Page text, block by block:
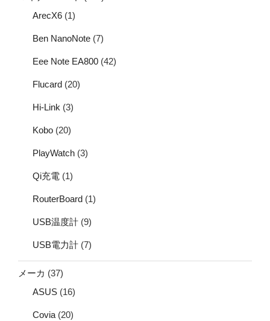
ArecX6 (1)
Ben NanoNote (7)
Eee Note EA800 (42)
Flucard (20)
Hi-Link (3)
Kobo (20)
PlayWatch (3)
Qi充電 (1)
RouterBoard (1)
USB温度計 (9)
USB電力計 (7)
メーカ (37)
ASUS (16)
Covia (20)